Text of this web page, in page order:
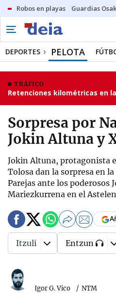
Robos en playas Guardias
DEPORTES PELOTA
TRÁFICO
Retenciones kilométricas en
Sorpresa por
Jokin Altuna y
Jokin Altuna, protagonista
Tolosa dan la sorpresa en
Parejas ante los poderosos
Mariezkurrena en el
Igor G. Vico NTM
Itzuli Entzun